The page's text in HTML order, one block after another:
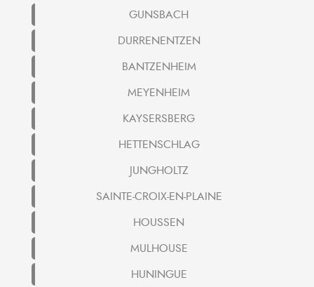
GUNSBACH
DURRENENTZEN
BANTZENHEIM
MEYENHEIM
KAYSERSBERG
HETTENSCHLAG
JUNGHOLTZ
SAINTE-CROIX-EN-PLAINE
HOUSSEN
MULHOUSE
HUNINGUE